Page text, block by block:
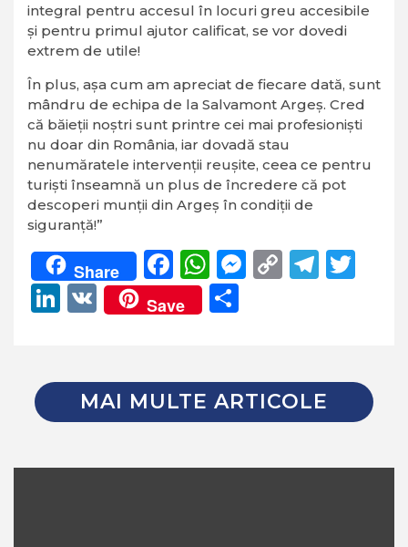
integral pentru accesul în locuri greu accesibile
și pentru primul ajutor calificat, se vor dovedi
extrem de utile!
În plus, așa cum am apreciat de fiecare dată, sunt
mândru de echipa de la Salvamont Argeș. Cred
că băieții noștri sunt printre cei mai profesioniști
nu doar din România, iar dovadă stau
nenumăratele intervenții reușite, ceea ce pentru
turiști înseamnă un plus de încredere că pot
descoperi munții din Argeș în condiții de
siguranță!”
Share Facebook
WhatsApp
Messenger
Copy
LinkedIn
VK Save
MAI MULTE ARTICOLE